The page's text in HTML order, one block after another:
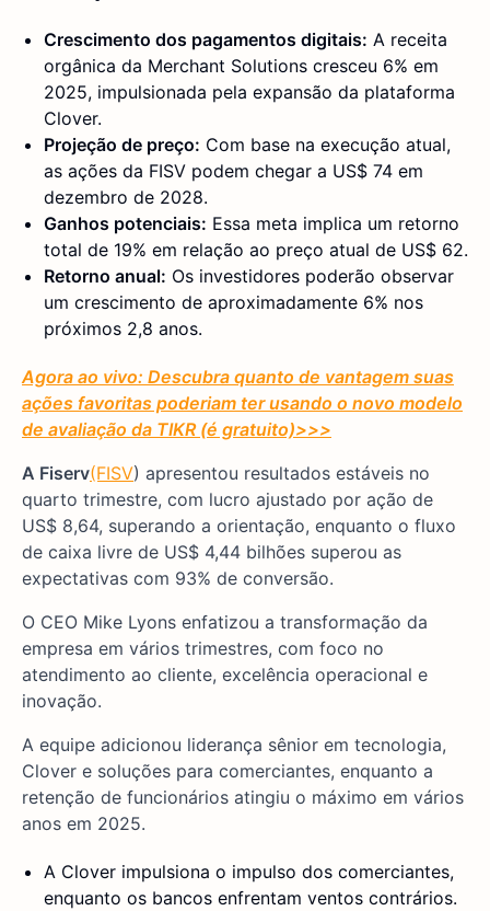
Crescimento dos pagamentos digitais: A receita
orgânica da Merchant Solutions cresceu 6% em
2025, impulsionada pela expansão da plataforma
Clover.
Projeção de preço: Com base na execução atual,
as ações da FISV podem chegar a US$ 74 em
dezembro de 2028.
Ganhos potenciais: Essa meta implica um retorno
total de 19% em relação ao preço atual de US$ 62.
Retorno anual: Os investidores poderão observar
um crescimento de aproximadamente 6% nos
próximos 2,8 anos.
Agora ao vivo: Descubra quanto de vantagem suas
ações favoritas poderiam ter usando o novo modelo
de avaliação da TIKR (é gratuito)>>>
A Fiserv(FISV) apresentou resultados estáveis no
quarto trimestre, com lucro ajustado por ação de
US$ 8,64, superando a orientação, enquanto o fluxo
de caixa livre de US$ 4,44 bilhões superou as
expectativas com 93% de conversão.
O CEO Mike Lyons enfatizou a transformação da
empresa em vários trimestres, com foco no
atendimento ao cliente, excelência operacional e
inovação.
A equipe adicionou liderança sênior em tecnologia,
Clover e soluções para comerciantes, enquanto a
retenção de funcionários atingiu o máximo em vários
anos em 2025.
A Clover impulsiona o impulso dos comerciantes,
enquanto os bancos enfrentam ventos contrários.